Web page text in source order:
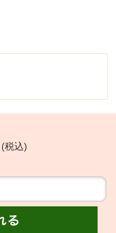
(税込)